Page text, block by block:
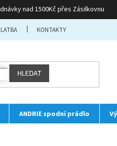
nad 1500Kč přes Zásilkovnu
KONTAKTY
HLEDAT
ANDRIE spodní prádlo